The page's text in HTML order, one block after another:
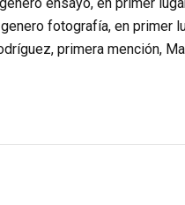
fotografía, en primer
primera mención,